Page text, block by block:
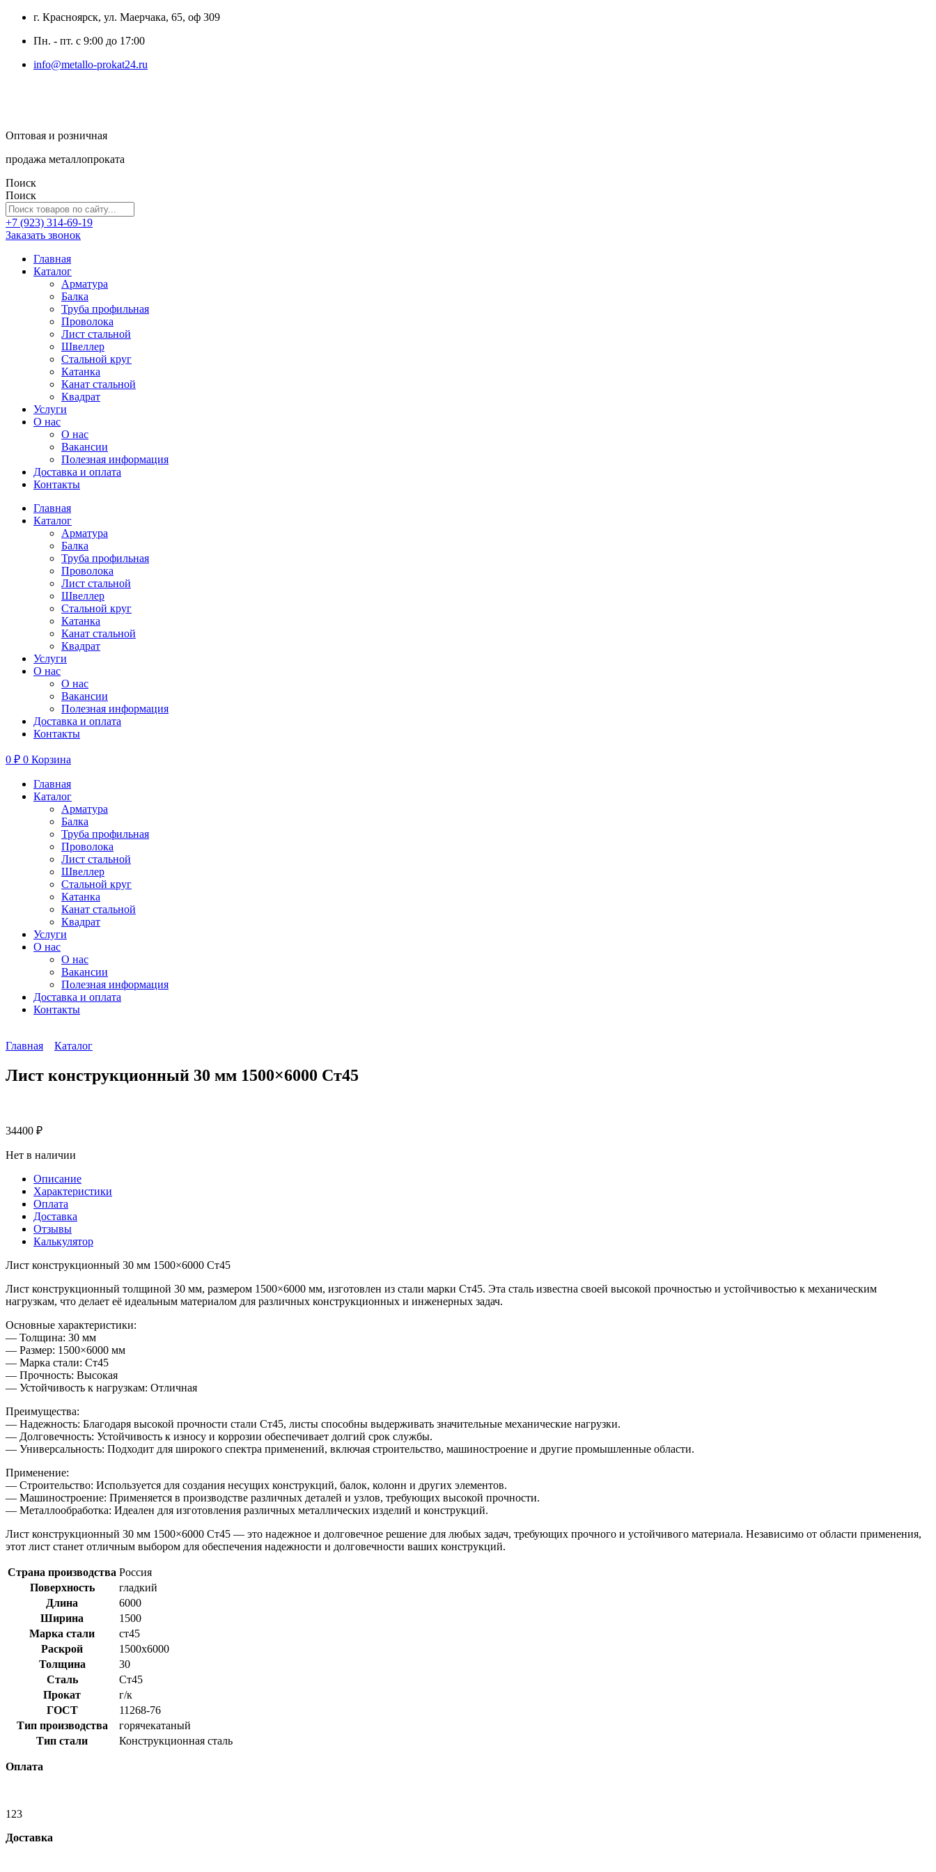
г. Красноярск, ул. Маерчака, 65, оф 309
Пн. - пт. с 9:00 до 17:00
info@metallo-prokat24.ru
Оптовая и розничная
продажа металлопроката
Поиск
Поиск
+7 (923) 314-69-19
Заказать звонок
Главная
Каталог
Арматура
Балка
Труба профильная
Проволока
Лист стальной
Швеллер
Стальной круг
Катанка
Канат стальной
Квадрат
Услуги
О нас
О нас
Вакансии
Полезная информация
Доставка и оплата
Контакты
Главная
Каталог
Арматура
Балка
Труба профильная
Проволока
Лист стальной
Швеллер
Стальной круг
Катанка
Канат стальной
Квадрат
Услуги
О нас
О нас
Вакансии
Полезная информация
Доставка и оплата
Контакты
0 ₽ 0 Корзина
Главная
Каталог
Арматура
Балка
Труба профильная
Проволока
Лист стальной
Швеллер
Стальной круг
Катанка
Канат стальной
Квадрат
Услуги
О нас
О нас
Вакансии
Полезная информация
Доставка и оплата
Контакты
Главная Каталог
Лист конструкционный 30 мм 1500×6000 Ст45
34400 ₽
Нет в наличии
Описание
Характеристики
Оплата
Доставка
Отзывы
Калькулятор
Лист конструкционный 30 мм 1500×6000 Ст45
Лист конструкционный толщиной 30 мм, размером 1500×6000 мм, изготовлен из стали марки Ст45. Эта сталь известна своей высокой прочностью и устойчивостью к механическим
нагрузкам, что делает её идеальным материалом для различных конструкционных и инженерных задач.
Основные характеристики:
— Толщина: 30 мм
— Размер: 1500×6000 мм
— Марка стали: Ст45
— Прочность: Высокая
— Устойчивость к нагрузкам: Отличная
Преимущества:
— Надежность: Благодаря высокой прочности стали Ст45, листы способны выдерживать значительные механические нагрузки.
— Долговечность: Устойчивость к износу и коррозии обеспечивает долгий срок службы.
— Универсальность: Подходит для широкого спектра применений, включая строительство, машиностроение и другие промышленные области.
Применение:
— Строительство: Используется для создания несущих конструкций, балок, колонн и других элементов.
— Машиностроение: Применяется в производстве различных деталей и узлов, требующих высокой прочности.
— Металлообработка: Идеален для изготовления различных металлических изделий и конструкций.
Лист конструкционный 30 мм 1500×6000 Ст45 — это надежное и долговечное решение для любых задач, требующих прочного и устойчивого материала. Независимо от области применения,
этот лист станет отличным выбором для обеспечения надежности и долговечности ваших конструкций.
Страна производства Россия
Поверхность
гладкий
Длина
6000
Ширина
1500
Марка стали
ст45
Раскрой
1500x6000
Толщина
30
Сталь
Ст45
Прокат
г/к
ГОСТ
11268-76
Тип производства
горячекатаный
Тип стали
Конструкционная сталь
Оплата
123
Доставка